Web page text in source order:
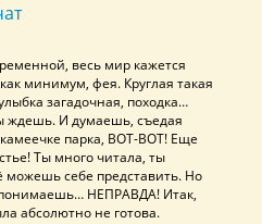
весь мир кажется
минимум, фея. Круглая такая
загадочная, походка…
ждешь. И думаешь, съедая
парка, ВОТ-ВОТ! Еще
Ты много читала, ты
можешь себе представить. Но
НЕПРАВДА! Итак,
абсолютно не готова.